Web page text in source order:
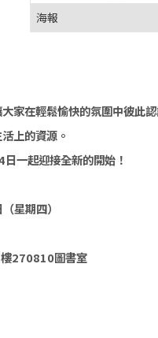
海報
家在輕鬆愉快的氛圍中彼此認
上的資源。
一起迎接全新的開始！
星期四）
270810圖書室